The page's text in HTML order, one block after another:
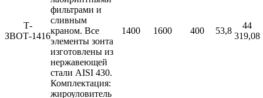
Т-
ЗВОТ-1416
фильтрами и
сливным
краном. Все
элементы зонта
изготовлены из
нержавеющей
стали AISI 430.
Комплектация:
жироуловитель
1400 1600 400 53,8
44
319,08